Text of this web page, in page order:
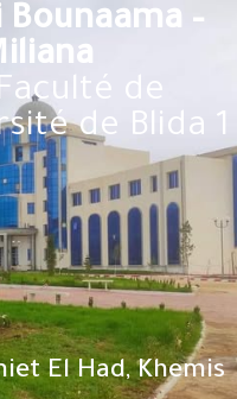
–
de
de Blida 1
El Had, Khemis